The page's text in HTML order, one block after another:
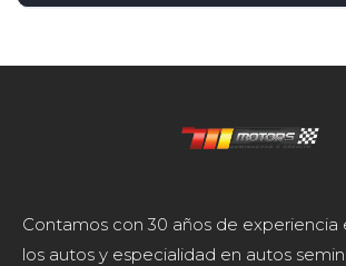
Contamos con 30 años de experiencia
los autos y especialidad en autos